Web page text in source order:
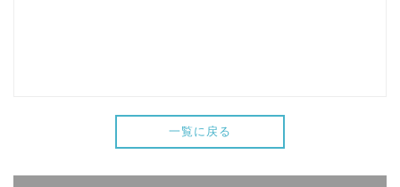
一覧に戻る